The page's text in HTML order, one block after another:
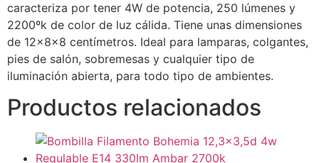
caracteriza por tener 4W de potencia, 250 lúmenes y
2200ºk de color de luz cálida. Tiene unas dimensiones
de 12x8x8 centímetros. Ideal para lamparas, colgantes,
pies de salón, sobremesas y cualquier tipo de
iluminación abierta, para todo tipo de ambientes.
Productos relacionados